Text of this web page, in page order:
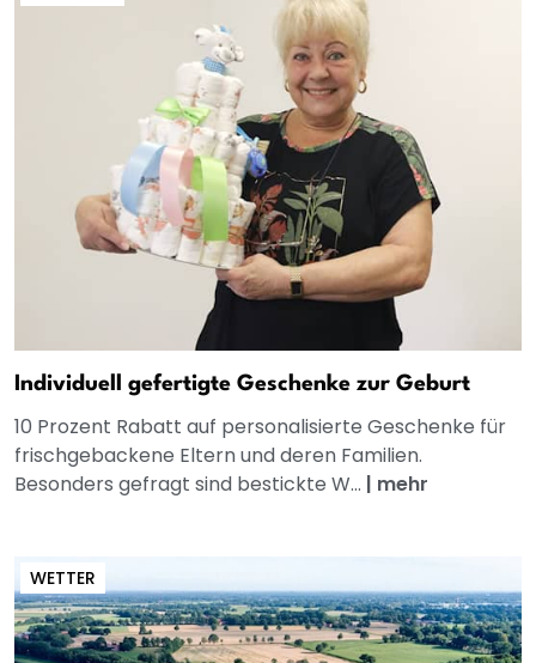
Individuell gefertigte Geschenke zur Geburt
10 Prozent Rabatt auf personalisierte Geschenke für
frischgebackene Eltern und deren Familien.
Besonders gefragt sind bestickte W... | mehr
WETTER